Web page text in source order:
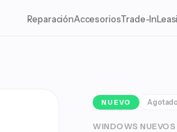
ReparaciónAccesoriosTrade-In
NUEVO Agotado
WINDOWS NUEVOS